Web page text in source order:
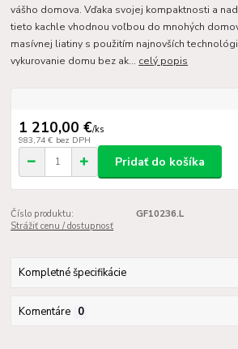
vášho domova. Vďaka svojej kompaktnosti a
tieto kachle vhodnou voľbou do mnohých
masívnej liatiny s použitím najnovších
vykurovanie domu bez ak... celý popis
1 210,00 €/ks
983,74 € bez DPH
Pridať do košíka
Číslo produktu:
GF10236.L
Strážiť cenu / dostupnosť
Kompletné špecifikácie
Komentáre 0